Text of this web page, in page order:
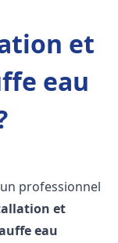
et
eau
professionnel
et
eau